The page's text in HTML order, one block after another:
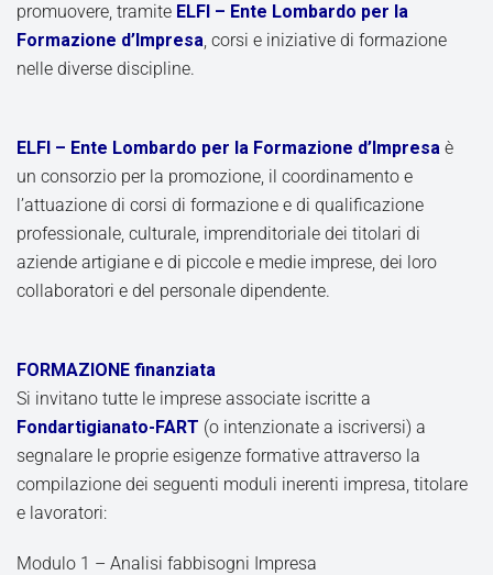
promuovere, tramite ELFI – Ente Lombardo per la
Formazione d’Impresa, corsi e iniziative di formazione
nelle diverse discipline.
ELFI – Ente Lombardo per la Formazione d’Impresa è
un consorzio per la promozione, il coordinamento e
l’attuazione di corsi di formazione e di qualificazione
professionale, culturale, imprenditoriale dei titolari di
aziende artigiane e di piccole e medie imprese, dei loro
collaboratori e del personale dipendente.
FORMAZIONE finanziata
Si invitano tutte le imprese associate iscritte a
Fondartigianato-FART (o intenzionate a iscriversi) a
segnalare le proprie esigenze formative attraverso la
compilazione dei seguenti moduli inerenti impresa, titolare
e lavoratori:
Modulo 1 – Analisi fabbisogni Impresa